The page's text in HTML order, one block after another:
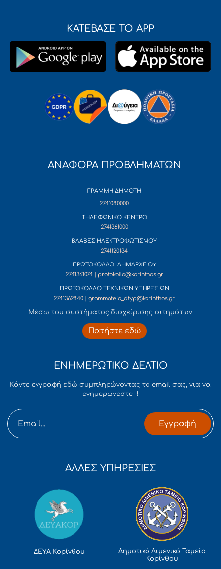
ΚΑΤΕΒΑΣΕ ΤΟ APP
ΑΝΑΦΟΡΑ ΠΡΟΒΛΗΜΑΤΩΝ
ΓΡΑΜΜΗ ΔΗΜΟΤΗ
2741080000
ΤΗΛΕΦΩΝΙΚΟ ΚΕΝΤΡΟ
2741361000
ΒΛΑΒΕΣ ΗΛΕΚΤΡΟΦΩΤΙΣΜΟΥ
2741120134
ΠΡΩΤΟΚΟΛΛΟ ΔΗΜΑΡΧΕΙΟΥ
2741361074 | protokollo@korinthos.gr
ΠΡΩΤΟΚΟΛΛΟ ΤΕΧΝΙΚΩΝ ΥΠΗΡΕΣΙΩΝ
2741362840 | grammateia_dtyp@korinthos.gr
Mέσω του συστήματος διαχείρισης αιτημάτων
Πατήστε εδώ
ΕΝΗΜΕΡΩΤΙΚΟ ΔΕΛΤΙΟ
Κάντε εγγραφή εδώ συμπληρώνοντας το email σας, για να
ενημερώνεστε !
Εγγραφή
ΑΛΛΕΣ ΥΠΗΡΕΣΙΕΣ
ΔΕΥΑ Κορίνθου
Δημοτικό Λιμενικό Ταμείο
Κορίνθου